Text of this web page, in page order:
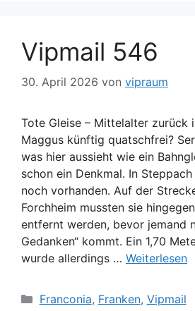
Vipmail 546
30. April 2026 von vipraum
Tote Gleise – Mittelalter zurück
Maggus künftig quatschfrei?
was hier aussieht wie ein
schon ein Denkmal. In
noch vorhanden. Auf der
Forchheim mussten sie
entfernt werden, bevor jemand
Gedanken“ kommt. Ein 1,70
wurde allerdings … Weiterlesen
Kategorien
Franconia, Franken, Vipmail